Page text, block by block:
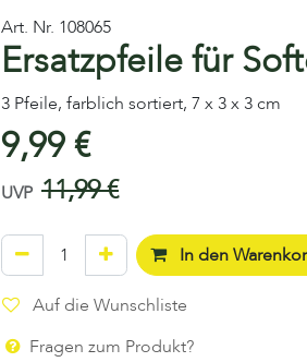
Art. Nr. 108065
Ersatzpfeile für
3 Pfeile, farblich sortiert, 7 x 3 x 3 cm
9,99€
UVP 11,99€
In den
Auf die Wunschliste
Fragen zum Produkt?